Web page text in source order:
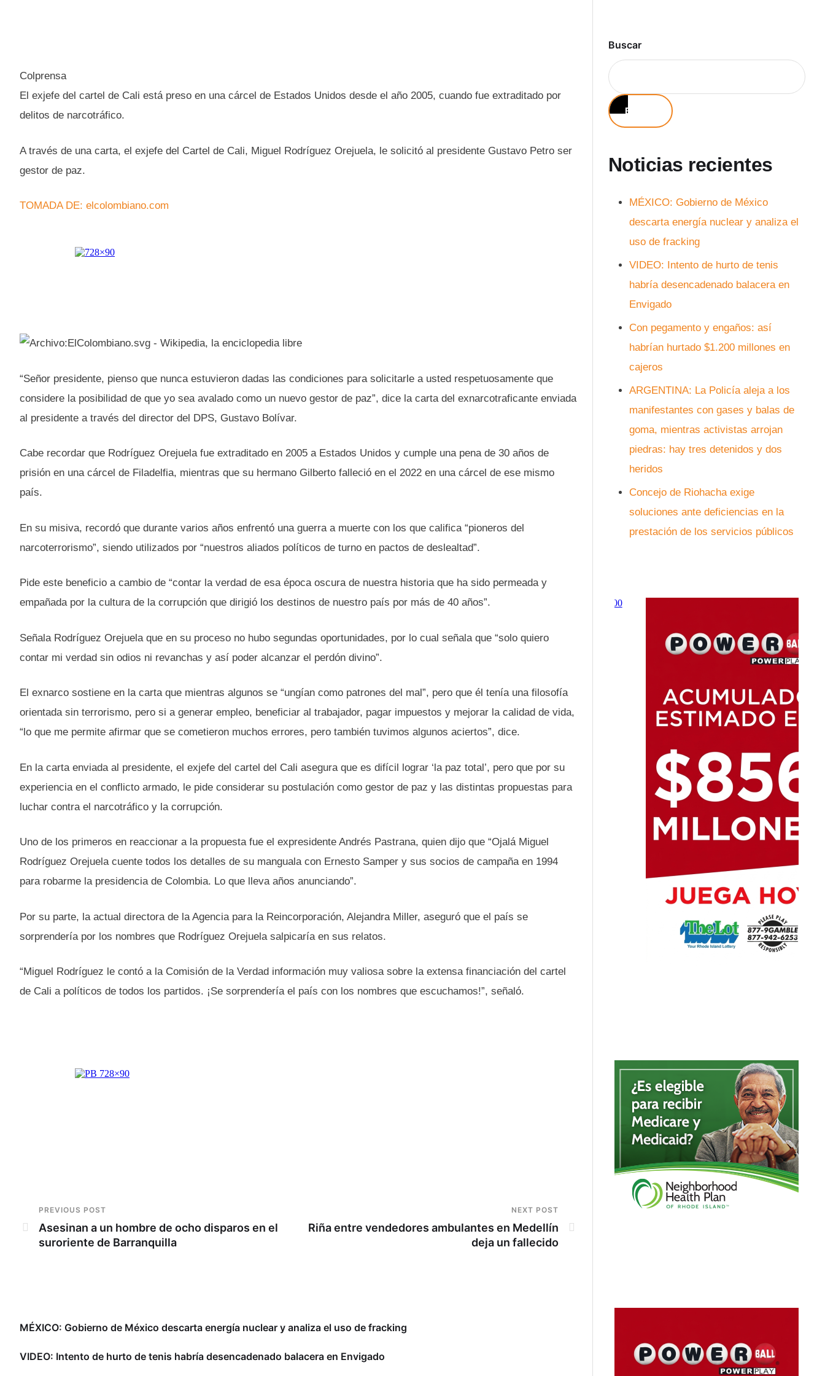
Colprensa
El exjefe del cartel de Cali está preso en una cárcel de Estados Unidos desde el año 2005, cuando fue extraditado por
delitos de narcotráfico.
A través de una carta, el exjefe del Cartel de Cali, Miguel Rodríguez Orejuela, le solicitó al presidente Gustavo Petro ser
gestor de paz.
TOMADA DE: elcolombiano.com
“Señor presidente, pienso que nunca estuvieron dadas las condiciones para solicitarle a usted respetuosamente que
considere la posibilidad de que yo sea avalado como un nuevo gestor de paz”, dice la carta del exnarcotraficante enviada
al presidente a través del director del DPS, Gustavo Bolívar.
Cabe recordar que Rodríguez Orejuela fue extraditado en 2005 a Estados Unidos y cumple una pena de 30 años de
prisión en una cárcel de Filadelfia, mientras que su hermano Gilberto falleció en el 2022 en una cárcel de ese mismo
país.
En su misiva, recordó que durante varios años enfrentó una guerra a muerte con los que califica “pioneros del
narcoterrorismo”, siendo utilizados por “nuestros aliados políticos de turno en pactos de deslealtad”.
Pide este beneficio a cambio de “contar la verdad de esa época oscura de nuestra historia que ha sido permeada y
empañada por la cultura de la corrupción que dirigió los destinos de nuestro país por más de 40 años”.
Señala Rodríguez Orejuela que en su proceso no hubo segundas oportunidades, por lo cual señala que “solo quiero
contar mi verdad sin odios ni revanchas y así poder alcanzar el perdón divino”.
El exnarco sostiene en la carta que mientras algunos se “ungían como patrones del mal”, pero que él tenía una filosofía
orientada sin terrorismo, pero si a generar empleo, beneficiar al trabajador, pagar impuestos y mejorar la calidad de vida,
“lo que me permite afirmar que se cometieron muchos errores, pero también tuvimos algunos aciertos”, dice.
En la carta enviada al presidente, el exjefe del cartel del Cali asegura que es difícil lograr ‘la paz total’, pero que por su
experiencia en el conflicto armado, le pide considerar su postulación como gestor de paz y las distintas propuestas para
luchar contra el narcotráfico y la corrupción.
Uno de los primeros en reaccionar a la propuesta fue el expresidente Andrés Pastrana, quien dijo que “Ojalá Miguel
Rodríguez Orejuela cuente todos los detalles de su manguala con Ernesto Samper y sus socios de campaña en 1994
para robarme la presidencia de Colombia. Lo que lleva años anunciando”.
Por su parte, la actual directora de la Agencia para la Reincorporación, Alejandra Miller, aseguró que el país se
sorprendería por los nombres que Rodríguez Orejuela salpicaría en sus relatos.
“Miguel Rodríguez le contó a la Comisión de la Verdad información muy valiosa sobre la extensa financiación del cartel
de Cali a políticos de todos los partidos. ¡Se sorprendería el país con los nombres que escuchamos!”, señaló.
PREVIOUS POST
Asesinan a un hombre de ocho disparos en el
suroriente de Barranquilla
NEXT POST
Riña entre vendedores ambulantes en Medellín
deja un fallecido
MÉXICO: Gobierno de México descarta energía nuclear y analiza el uso de fracking
VIDEO: Intento de hurto de tenis habría desencadenado balacera en Envigado
Buscar
Buscar
Noticias recientes
MÉXICO: Gobierno de México
descarta energía nuclear y analiza el
uso de fracking
VIDEO: Intento de hurto de tenis
habría desencadenado balacera en
Envigado
Con pegamento y engaños: así
habrían hurtado $1.200 millones en
cajeros
ARGENTINA: La Policía aleja a los
manifestantes con gases y balas de
goma, mientras activistas arrojan
piedras: hay tres detenidos y dos
heridos
Concejo de Riohacha exige
soluciones ante deficiencias en la
prestación de los servicios públicos